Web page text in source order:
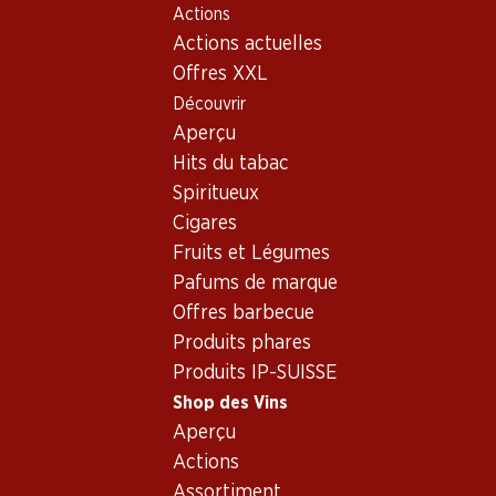
Actions
Actions actuelles
Offres XXL
Découvrir
Aperçu
Hits du tabac
Spiritueux
Cigares
Fruits et Légumes
Pafums de marque
Offres barbecue
Produits phares
Produits IP-SUISSE
Shop des Vins
Aperçu
Actions
Shop des Vins
Chianti
Chianti - le charmeur